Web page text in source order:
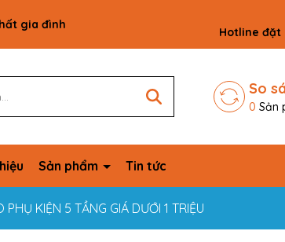
gia đình
Hotline đặt
So
0 Sản
Sản phẩm Tin tức
PHỤ KIỆN 5 TẦNG GIÁ DƯỚI 1 TRIỆU